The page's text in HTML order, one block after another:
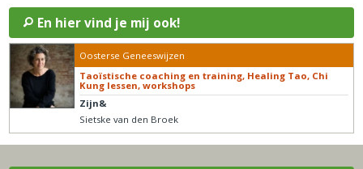
En hier vind je mij ook!
Oosterse Geneeswijzen
Taoïstische coaching en training, Healing Tao, Chi
Kung lessen, workshops
Zijn&
Sietske van den Broek